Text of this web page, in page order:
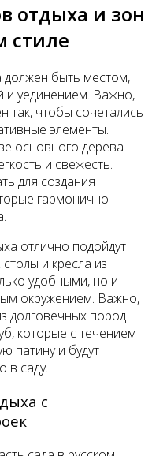
отдыха и зон
стиле
должен быть местом,
и уединением. Важно,
так, чтобы сочетались
элементы.
основного дерева
и свежесть.
для создания
гармонично
отлично подойдут
и кресла из
удобными, но и
окружением. Важно,
долговечных пород
которые с течением
патину и будут
в саду.
с